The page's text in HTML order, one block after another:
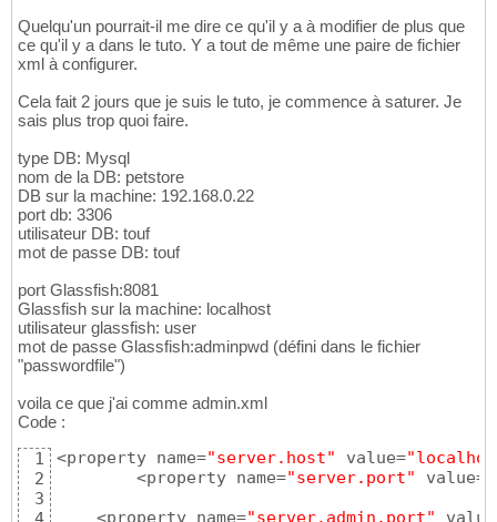
Quelqu'un pourrait-il me dire ce qu'il y a à modifier de plus que
ce qu'il y a dans le tuto. Y a tout de même une paire de fichier
xml à configurer.
Cela fait 2 jours que je suis le tuto, je commence à saturer. Je
sais plus trop quoi faire.
type DB: Mysql
nom de la DB: petstore
DB sur la machine: 192.168.0.22
port db: 3306
utilisateur DB: touf
mot de passe DB: touf
port Glassfish:8081
Glassfish sur la machine: localhost
utilisateur glassfish: user
mot de passe Glassfish:adminpwd (défini dans le fichier
"passwordfile")
voila ce que j'ai comme admin.xml
Code :
1
2
3
<property name="server.host" value=
	<property name=
"server.port" value=
    <property name=
"server.admin.port"